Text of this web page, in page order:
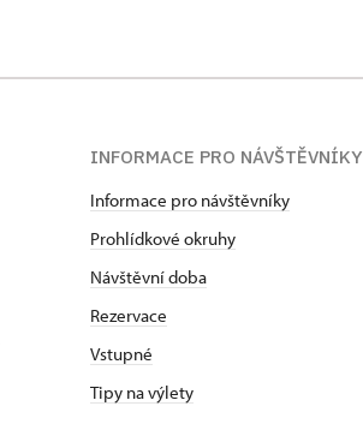
INFORMACE PRO NÁVŠTĚVNÍKY
Informace pro návštěvníky
Prohlídkové okruhy
Návštěvní doba
Rezervace
Vstupné
Tipy na výlety